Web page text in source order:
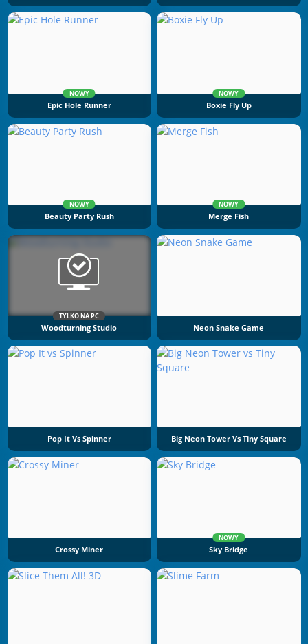
NOWY
Epic Hole Runner
NOWY
Boxie Fly Up
NOWY
Beauty Party Rush
NOWY
Merge Fish
TYLKO NA PC
Woodturning Studio Neon Snake Game
Pop It Vs Spinner Big Neon Tower Vs Tiny Square
Crossy Miner
NOWY
Sky Bridge